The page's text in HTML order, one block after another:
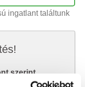
ingatlant találtunk
szerint
amit keresel.